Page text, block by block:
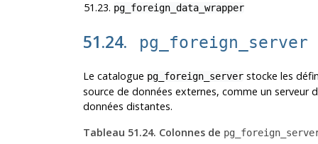
51.23. pg_foreign_data_wrapper
51.24. pg_foreign_server
Le catalogue pg_foreign_serverstocke les
source de données externes, comme un serveur
données distantes.
Tableau 51.24. Colonnes de